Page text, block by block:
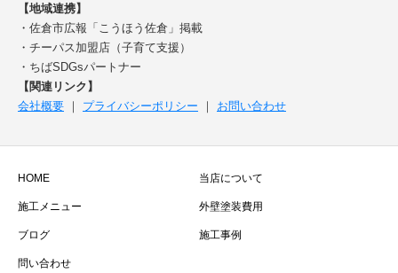
【地域連携】
・佐倉市広報「こうほう佐倉」掲載
・チーパス加盟店（子育て支援）
・ちばSDGsパートナー
【関連リンク】
会社概要 ｜ プライバシーポリシー ｜ お問い合わせ
HOME 当店について
施工メニュー 外壁塗装費用
ブログ 施工事例
問い合わせ